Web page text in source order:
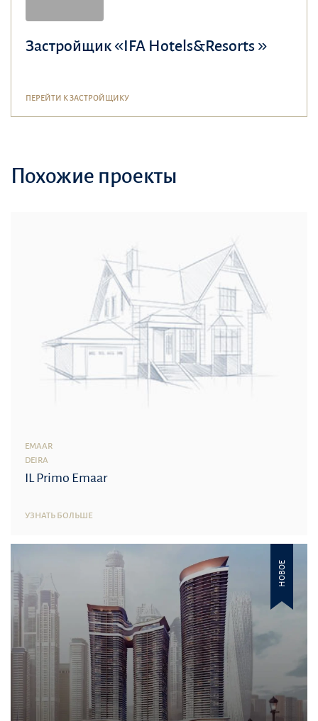
Застройщик «IFA Hotels&Resorts »
ПЕРЕЙТИ К ЗАСТРОЙЩИКУ
Похожие проекты
EMAAR
DEIRA
IL Primo Emaar
УЗНАТЬ БОЛЬШЕ
НОВОЕ